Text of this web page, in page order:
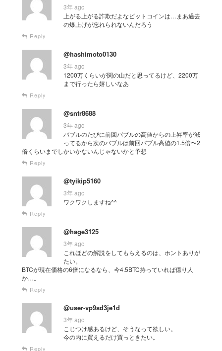
3年 ago
上がる上がる詐欺だよなビットコインは…まあ過去
の爆上げが忘れられないんだろう
Reply
@hashimoto0130
3年 ago
1200万くらいが関の山だと思ってるけど、2200万
まで行ったら嬉しいなあ
Reply
@sntr8688
3年 ago
バブルのたびに前回バブルの高値からの上昇率が減
ってるから次のバブルは前回バブル高値の1.5倍〜2
倍くらいまでしかいかないんじゃないかと予想
Reply
@tyikip5160
3年 ago
ワクワクしますね^^
Reply
@hage3125
3年 ago
これほどの解説をしてもらえるのは、ホントありが
たい。
BTCが現在価格の6倍になるなら、今4.5BTC持っていれば億り人
か…。
Reply
@user-vp9sd3je1d
3年 ago
こじつけ感あるけど、そうなって欲しい。
今の内に買えるだけ買っときたい。
Reply